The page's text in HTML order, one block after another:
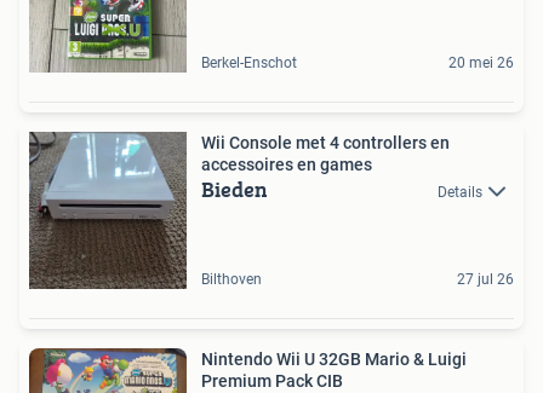
Berkel-Enschot 20 mei 26
Wii Console met 4 controllers en
accessoires en games
Bieden Details
Bilthoven 27 jul 26
Nintendo Wii U 32GB Mario & Luigi
Premium Pack CIB